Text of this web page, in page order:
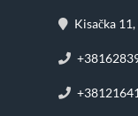
Kisačka